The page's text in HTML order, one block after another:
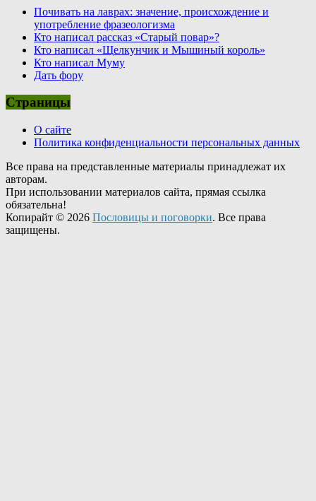
Почивать на лаврах: значение, происхождение и
употребление фразеологизма
Кто написал рассказ «Старый повар»?
Кто написал «Щелкунчик и Мышиный король»
Кто написал Муму
Дать фору
Страницы
О сайте
Политика конфиденциальности персональных данных
Все права на представленные материалы принадлежат их
авторам.
При использовании материалов сайта, прямая ссылка
обязательна!
Копирайт © 2026 Пословицы и поговорки. Все права
защищены.